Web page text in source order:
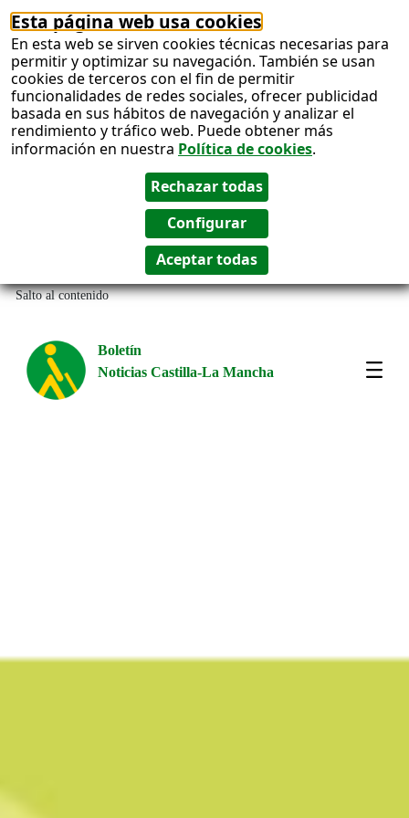
Esta página web usa cookies
En esta web se sirven cookies técnicas necesarias para
permitir y optimizar su navegación. También se usan
cookies de terceros con el fin de permitir
funcionalidades de redes sociales, ofrecer publicidad
basada en sus hábitos de navegación y analizar el
rendimiento y tráfico web. Puede obtener más
información en nuestra Política de cookies.
Salto al contenido
Boletín
Noticias Castilla-La Mancha